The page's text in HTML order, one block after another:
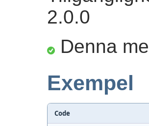
2.0.0
Denna
Exempel
Code